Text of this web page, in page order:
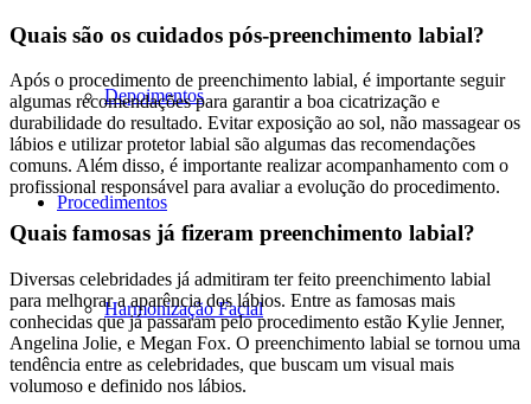
Depoimentos
Procedimentos
Harmonização Facial
Quais são os cuidados pós-preenchimento labial?
Após o procedimento de preenchimento labial, é importante seguir
algumas recomendações para garantir a boa cicatrização e
durabilidade do resultado. Evitar exposição ao sol, não massagear os
lábios e utilizar protetor labial são algumas das recomendações
comuns. Além disso, é importante realizar acompanhamento com o
profissional responsável para avaliar a evolução do procedimento.
Quais famosas já fizeram preenchimento labial?
Diversas celebridades já admitiram ter feito preenchimento labial
para melhorar a aparência dos lábios. Entre as famosas mais
conhecidas que já passaram pelo procedimento estão Kylie Jenner,
Angelina Jolie, e Megan Fox. O preenchimento labial se tornou uma
tendência entre as celebridades, que buscam um visual mais
volumoso e definido nos lábios.